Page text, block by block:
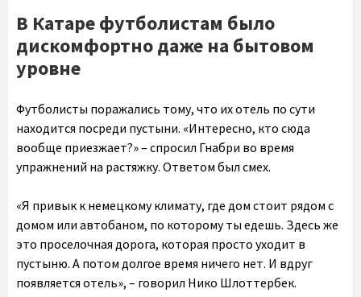
В Катаре футболистам было
дискомфортно даже на бытовом
уровне
Футболисты поражались тому, что их отель по сути
находится посреди пустыни. «Интересно, кто сюда
вообще приезжает?» – спросил Гнабри во время
упражнений на растяжку. Ответом был смех.
«Я привык к немецкому климату, где дом стоит рядом с
домом или автобаном, по которому ты едешь. Здесь же
это проселочная дорога, которая просто уходит в
пустыню. А потом долгое время ничего нет. И вдруг
появляется отель», – говорил Нико Шлоттербек.